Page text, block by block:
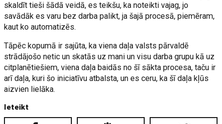
skaldīt tieši šādā veidā, es teikšu, ka noteikti vajag, jo
savādāk es varu bez darba palikt, ja šajā procesā, piemēram,
kaut ko automatizēs.
Tāpēc kopumā ir sajūta, ka viena daļa valsts pārvaldē
strādājošo netic un skatās uz mani un visu darba grupu kā uz
citplanētiešiem, viena daļa baidās no šī sākta procesa, taču ir
arī daļa, kuri šo iniciatīvu atbalsta, un es ceru, ka šī daļa kļūs
aizvien lielāka.
Ieteikt